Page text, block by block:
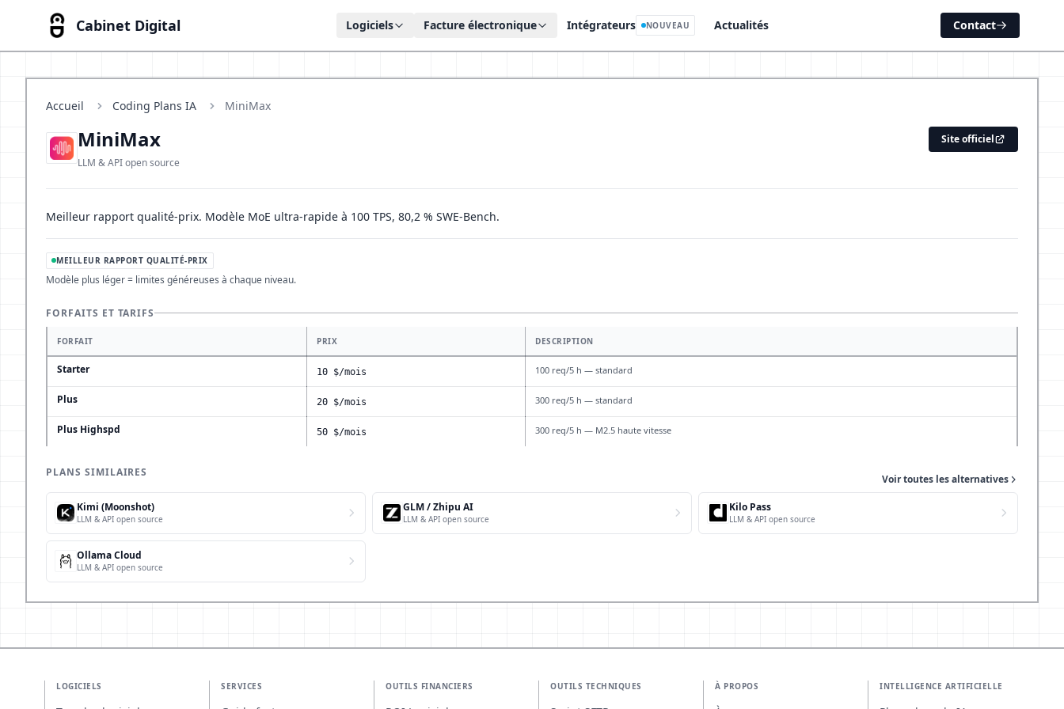
Cabinet Digital Logiciels Facture électronique Intégrateurs NOUVEAU Actualités Contact
Accueil Coding Plans IA MiniMax
MiniMax
LLM & API open source
Site officiel
Meilleur rapport qualité-prix. Modèle MoE ultra-rapide à 100 TPS, 80,2 % SWE-Bench.
MEILLEUR RAPPORT QUALITÉ-PRIX
Modèle plus léger = limites généreuses à chaque niveau.
FORFAITS ET TARIFS
FORFAIT PRIX DESCRIPTION
Starter 10 $/mois 100 req/5 h — standard
Plus 20 $/mois 300 req/5 h — standard
Plus Highspd 50 $/mois 300 req/5 h — M2.5 haute vitesse
PLANS SIMILAIRES
Voir toutes les alternatives
Kimi (Moonshot)
LLM & API open source
GLM / Zhipu AI
LLM & API open source
Kilo Pass
LLM & API open source
Ollama Cloud
LLM & API open source
LOGICIELS SERVICES OUTILS FINANCIERS OUTILS TECHNIQUES À PROPOS INTELLIGENCE ARTIFICIELLE